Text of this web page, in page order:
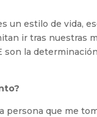
un estilo de vida,
ir tras nuestras
son la
persona que me